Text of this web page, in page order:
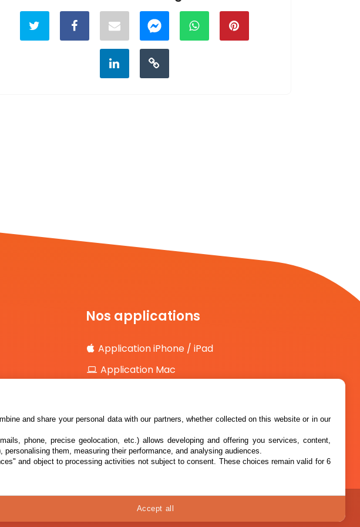
Nos applications
Application iPhone / iPad
Application Mac
and share your personal data with our partners, whether collected on this website or in our
phone, precise geolocation, etc.) allows developing and offering you services, content,
them, measuring their performance, and analysing audiences.
and object to processing activities not subject to consent. These choices remain valid for 6
Accept all